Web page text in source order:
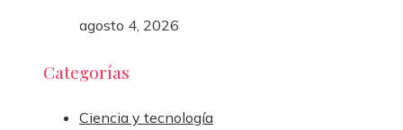
agosto 4, 2026
Categorías
Ciencia y tecnología